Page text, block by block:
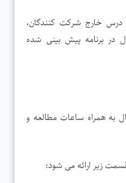
به سابقۀ حداقل ۴ سال درس خارج شرکت کنندگان،
برنامه پیش بینی شده
به همراه ساعات مطالعه و